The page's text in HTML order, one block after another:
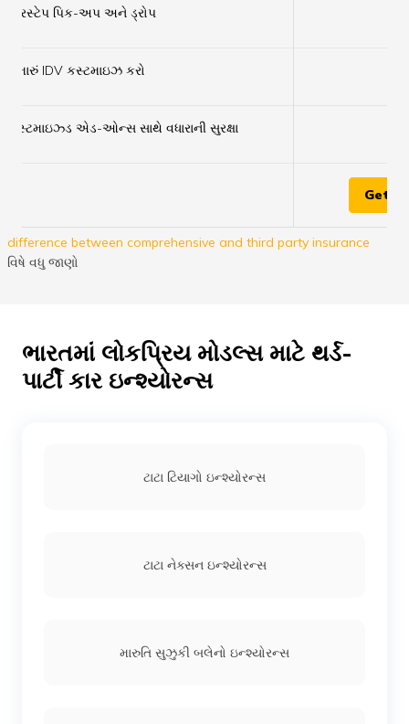
ડોરસ્ટેપ પિક-અપ અને ડ્રોપ
તમારું IDV કસ્ટમાઇઝ કરો
કસ્ટમાઇઝ્ડ એડ-ઓન્સ સાથે વધારાની સુરક્ષા
Get
difference between comprehensive and third party insurance
વિષે વધુ જાણો
ભારતમાં લોકપ્રિય મોડલ્સ માટે થર્ડ-
પાર્ટી કાર ઇન્શ્યોરન્સ
ટાટા ટિયાગો ઇન્શ્યોરન્સ
ટાટા નેક્સન ઇન્શ્યોરન્સ
મારુતિ સુઝુકી બલેનો ઇન્શ્યોરન્સ